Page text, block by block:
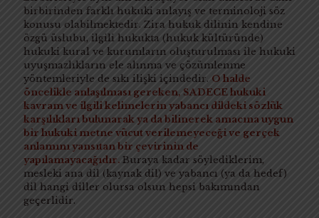
birbirinden farklı hukuki anlayış ve terminoloji söz
konusu olabilmektedir. Zira hukuk dilinin kendine
özgü üslubu, ilgili hukukta (hukuk kültüründe)
hukuki kural ve kurumların oluşturulması ile hukuki
uyuşmazlıkların ele alınma ve çözümlenme
yöntemleriyle de sıkı ilişki içindedir. O halde
öncelikle anlaşılması gereken, SADECE hukuki
kavram ve ilgili kelimelerin yabancı dildeki sözlük
karşılıkları bulunarak ya da bilinerek amacına uygun
bir hukuki metne vücut verilemeyeceği ve gerçek
anlamını yansıtan bir çevirinin de
yapılamayacağıdır. Buraya kadar söylediklerim,
mesleki ana dil (kaynak dil) ve yabancı (ya da hedef)
dil hangi diller olursa olsun hepsi bakımından
geçerlidir.